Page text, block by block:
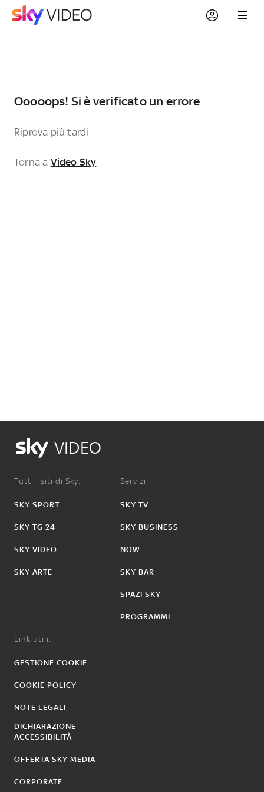
Ooooops! Si è verificato un errore
Riprova più tardi
Torna a Video Sky
VIDEO
Tutti i siti di Sky:
SKY SPORT
SKY TG 24
SKY VIDEO
SKY ARTE
Servizi:
SKY TV
SKY BUSINESS
NOW
SKY BAR
SPAZI SKY
PROGRAMMI
Link utili:
GESTIONE COOKIE
COOKIE POLICY
NOTE LEGALI
DICHIARAZIONE
ACCESSIBILITÀ
OFFERTA SKY MEDIA
CORPORATE